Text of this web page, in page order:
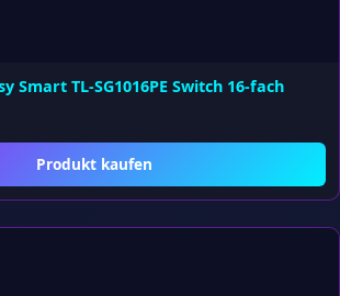
Smart TL-SG1016PE Switch 16-fach
Produkt kaufen